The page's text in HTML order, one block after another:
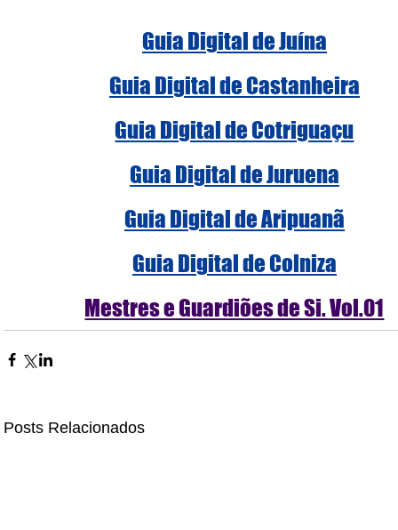
Guia Digital de Juína
Guia Digital de Castanheira
Guia Digital de Cotriguaçu
Guia Digital de Juruena
Guia Digital de Aripuanã
Guia Digital de Colniza
Mestres e Guardiões de Si. Vol.01
Posts Relacionados